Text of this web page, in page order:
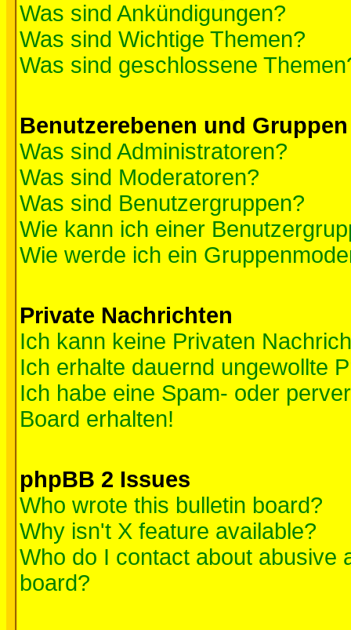
Was sind Ankündigungen?
Was sind Wichtige Themen?
Was sind geschlossene
Benutzerebenen und Gruppen
Was sind Administratoren?
Was sind Moderatoren?
Was sind Benutzergruppen?
Wie kann ich einer
Wie werde ich ein
Private Nachrichten
Ich kann keine Privaten
Ich erhalte dauernd ungewollte
Ich habe eine Spam- oder
Board erhalten!
phpBB 2 Issues
Who wrote this bulletin board?
Why isn't X feature available?
Who do I contact about abusive
board?